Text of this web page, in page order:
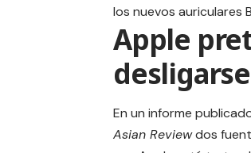
los nuevos auriculares
Apple
En un informe
Asian Reviewdos